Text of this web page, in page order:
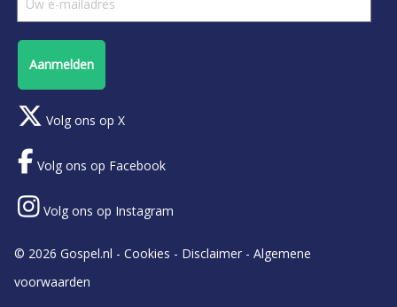
Aanmelden
Volg ons op X
Volg ons op Facebook
Volg ons op Instagram
© 2026 Gospel.nl - Cookies - Disclaimer - Algemene
voorwaarden